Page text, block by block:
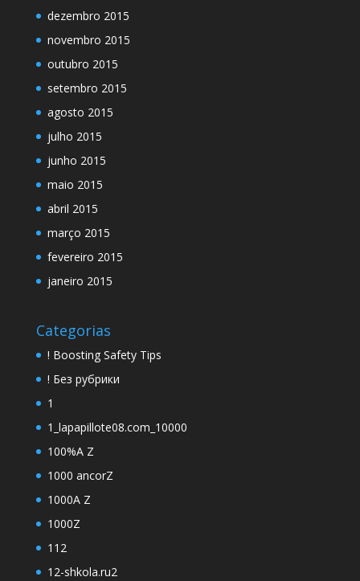
dezembro 2015
novembro 2015
outubro 2015
setembro 2015
agosto 2015
julho 2015
junho 2015
maio 2015
abril 2015
março 2015
fevereiro 2015
janeiro 2015
Categorias
! Boosting Safety Tips
! Без рубрики
1
1_lapapillote08.com_10000
100%A Z
1000 ancorZ
1000A Z
1000Z
112
12-shkola.ru2